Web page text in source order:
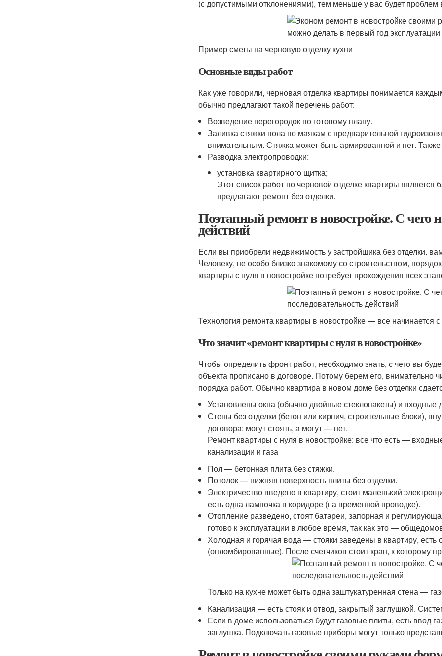
(с допустимыми отклонениями), тем меньше у вас будет
Пример сметы на черновую отделку кухни
Основные виды работ
Как уже говорили, черновая отделка квартиры понимается
обычно предлагают такой перечень работ:
Возведение перегородок по готовому плану.
Заливка стяжки пола по маякам с предварительной
внимательным. Стяжка может быть армированной и нет.
Разводка электропроводки:
установка квартирного щитка;
Этот список работ по черновой отделке квартиры
предлагают ремонт без отделки.
Поэтапный ремонт в новостройке. С чего
действий
Если вы приобрели недвижимость у застройщика без отделки,
Человеку, не особо близко знакомому со строительством,
квартиры с нуля в новостройке потребует прохождения всех
Технология ремонта квартиры в новостройке — все начинается
Что значит «ремонт квартиры с нуля в новостройке»
Чтобы определить фронт работ, необходимо знать, с чего вы
объекта прописано в договоре. Потому берем его, внимательно
порядка работ. Обычно квартира в новом доме без отделки
Установлены окна (обычно двойные стеклопакеты) и
Стены без отделки (бетон или кирпич, строительные блоки),
договора: могут стоять, а могут — нет.
Ремонт квартиры с нуля в новостройке: все что есть —
канализации и газа
Пол — бетонная плита без стяжки.
Потолок — нижняя поверхность плиты без отделки.
Электричество введено в квартиру, стоит маленький
есть одна лампочка в коридоре (на временной проводке).
Отопление разведено, стоят батареи, запорная и
готово к эксплуатации в любое время, так как это —
Холодная и горячая вода — стояки заведены в квартиру, есть
(опломбированные). После счетчиков стоит кран, к которому
Только на кухне может быть одна заштукатуренная стена —
Канализация — есть стояк и отвод, закрытый заглушкой.
Если в доме использоваться будут газовые плиты, есть ввод
заглушка. Подключать газовые приборы могут только